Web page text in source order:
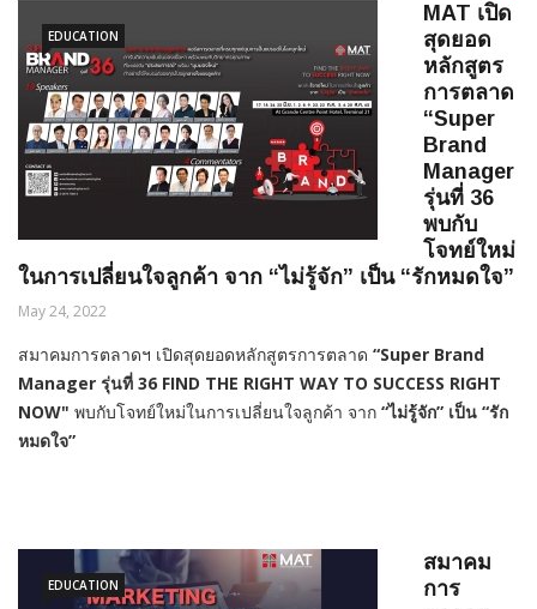
EDUCATION
MAT เปิด
สุดยอด
หลักสูตร
การตลาด
“Super
Brand
Manager
รุ่นที่ 36
พบกับ
โจทย์ใหม่
ในการเปลี่ยนใจลูกค้า จาก “ไม่รู้จัก” เป็น “รักหมดใจ”
May 24, 2022
สมาคมการตลาดฯ เปิดสุดยอดหลักสูตรการตลาด “Super Brand
Manager รุ่นที่ 36 FIND THE RIGHT WAY TO SUCCESS RIGHT
NOW" พบกับโจทย์ใหม่ในการเปลี่ยนใจลูกค้า จาก “ไม่รู้จัก” เป็น “รัก
หมดใจ”
EDUCATION
สมาคม
การ